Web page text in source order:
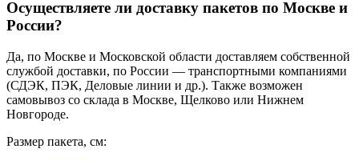
Осуществляете ли доставку пакетов по Москве и
России?
Да, по Москве и Московской области доставляем собственной
службой доставки, по России — транспортными компаниями
(СДЭК, ПЭК, Деловые линии и др.). Также возможен
самовывоз со склада в Москве, Щелково или Нижнем
Новгороде.
Размер пакета, см: